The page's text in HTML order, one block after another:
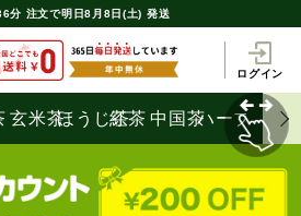
分 注文で明日8月8日(土) 発送
ログイン
玄米茶ほうじ茶
紅茶 中国茶ハーブティ